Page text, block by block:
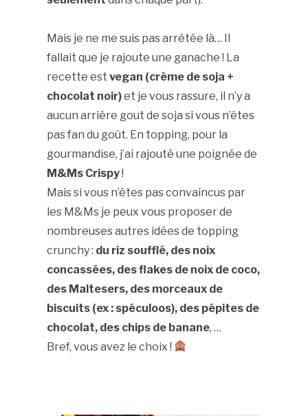
Mais je ne me suis pas arrêtée là… Il
fallait que je rajoute une ganache ! La
recette est vegan (crème de soja +
chocolat noir)et je vous rassure, il n’y a
aucun arrière gout de soja si vous n’êtes
pas fan du goût. En topping, pour la
gourmandise, j’ai rajouté une poignée de
M&Ms Crispy!
Mais si vous n’êtes pas convaincus par
les M&Ms je peux vous proposer de
nombreuses autres idées de topping
crunchy : du riz soufflé, des noix
concassées, des flakes de noix de coco,
des Maltesers, des morceaux de
biscuits (ex : spéculoos), des pépites de
chocolat, des chips de banane, …
Bref, vous avez le choix !